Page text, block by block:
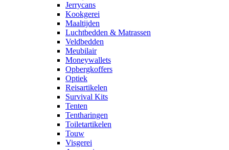
Jerrycans
Kookgerei
Maaltijden
Luchtbedden & Matrassen
Veldbedden
Meubilair
Moneywallets
Opbergkoffers
Optiek
Reisartikelen
Survival Kits
Tenten
Tentharingen
Toiletartikelen
Touw
Visgerei